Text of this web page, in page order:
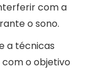
com a
o sono.
a técnicas
com o objetivo